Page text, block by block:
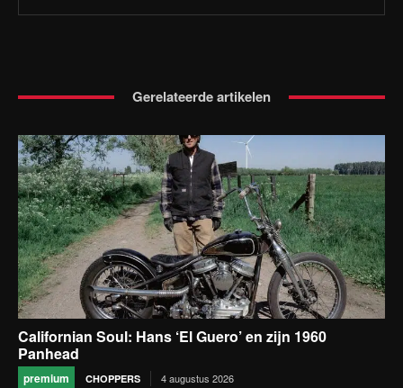
Gerelateerde artikelen
Californian Soul: Hans ‘El Guero’ en zijn 1960
Panhead
premium CHOPPERS 4 augustus 2026